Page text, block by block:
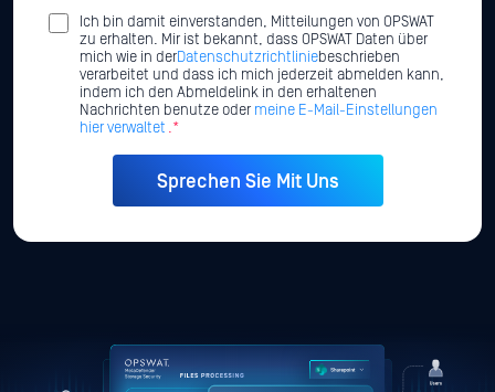
Ich bin damit einverstanden, Mitteilungen von OPSWAT
zu erhalten. Mir ist bekannt, dass OPSWAT Daten über
mich wie in derDatenschutzrichtliniebeschrieben
verarbeitet und dass ich mich jederzeit abmelden kann,
indem ich den Abmeldelink in den erhaltenen
Nachrichten benutze oder meine E-Mail-Einstellungen
hier verwaltet .*